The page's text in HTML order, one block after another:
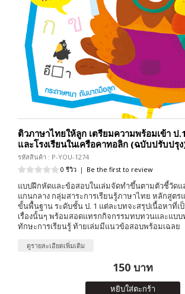
ติวภาษาไทยให้ลูก เตรียมความพร้อมเข้า ป
และโรงเรียนในเครือคาทอลิก (ฉบับปรับปรุ
รหัสสินค้า : P-YOU-1274
0 รีวิว | Be the first to review
แบบฝึกหัดและข้อสอบในเล่มจัดทำขึ้นตามตัวชี้วัดแ
แกนกลาง กลุ่มสาระการเรียนรู้ภาษาไทย หลักสูตร
ขั้นพื้นฐาน ระดับชั้น ป. 1 แต่ละบทจะสรุปเนื้อหาที่เ
เรื่องนั้นๆ พร้อมสอดแทรกกิจกรรมทบทวนและแบบ
ทักษะการเรียนรู้ ท้ายเล่มมีแนวข้อสอบพร้อมเฉลย
ดูรายละเอียดเพิ่มเติม
150 บาท
หยิบใส่ตะกร้า